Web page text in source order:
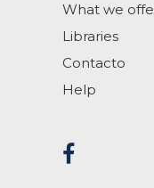
What we
Libraries
Contacto
Help